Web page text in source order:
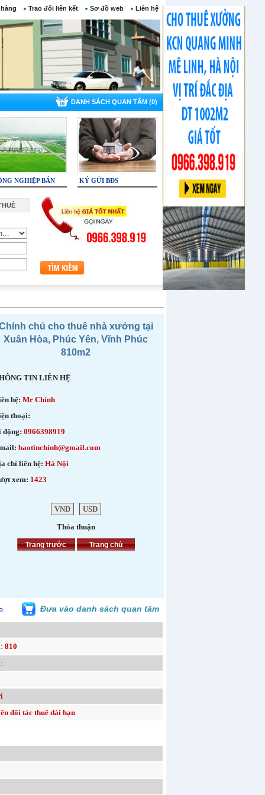
Trao đổi liên kết Sơ đồ web Liên hệ
DANH SÁCH QUAN TÂM (0)
NGHIỆP BÁN KÝ GỬI BĐS
chủ cho thuê nhà xưởng tại
Xuân Hòa, Phúc Yên, Vĩnh Phúc
810m2
TIN LIÊN HỆ
hệ: Mr Chính
thoại:
động: 0966398919
baotinchinh@gmail.com
chỉ liên hệ: Hà Nội
xem: 1423
VND
USD
Thỏa thuận
Trang trước Trang chủ
Đưa vào danh sách quan tâm
810
đối tác thuê dài hạn